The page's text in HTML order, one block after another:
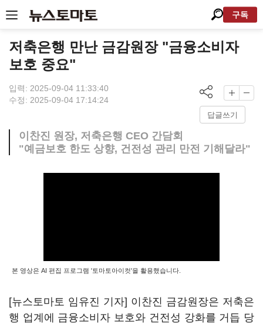
구독
저축은행 만난 금감원장 "금융소비자
보호 중요"
입력: 2025-09-04 11:33:40
수정: 2025-09-04 17:14:24
답글쓰기
이찬진 원장, 저축은행 CEO 간담회
"예금보호 한도 상향, 건전성 관리 만전 기해달라"
본 영상은 AI 편집 프로그램 '토마토아이컷'을 활용했습니다.
[뉴스토마토 임유진 기자] 이찬진 금감원장은 저축은
행 업계에 금융소비자 보호와 건전성 강화를 거듭 당